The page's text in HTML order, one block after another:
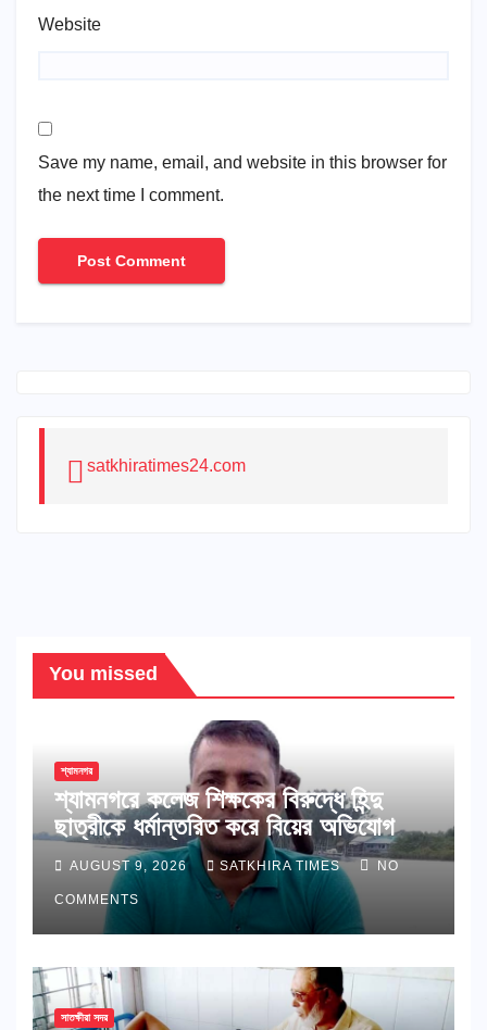
Website
Save my name, email, and website in this browser for
the next time I comment.
satkhiratimes24.com
You missed
শ্যামনগর
শ্যামনগরে কলেজ শিক্ষকের বিরুদ্ধে হিন্দু
ছাত্রীকে ধর্মান্তরিত করে বিয়ের অভিযোগ
AUGUST 9, 2026 SATKHIRA TIMES NO
COMMENTS
সাতক্ষীরা সদর